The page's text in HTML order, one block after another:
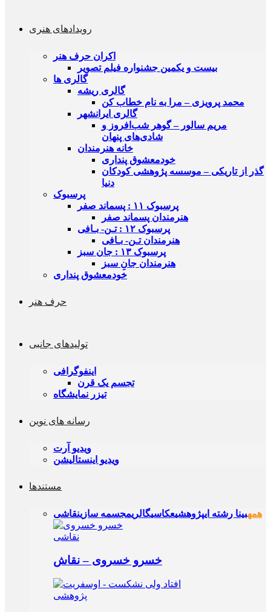
رویدادهای هنری
اکران حرف هنر
بیست و یکمین جشنواره فیلم تصویر
گالری ها
گالری ریشه
محمد پرویزی – مرا به نام خطاب کن
گالری ایرانشهر
مریم سالور – گوهر شب‌افروز و
شادی‌های پنهان
خانه هنرمندان
خودمعشوق پنداری
گذر از تاریکی – موسسه‌ پژوهشی کودکان
دنیا
پرسبوک
پرسبوک ۱۱ : پسماند صفر
هنرمندان پسماند صفر
پرسبوک ۱۲ : تـن- بـافی
هنرمندان تـن- بـافی
پرسبوک ۱۳ : جان سبز
هنرمندان جانِ سبز
خودمعشوق پنداری
حرف هنر
تولیدهای جانبی
اینفوگرافی
تجسم یک قرن
تیزر نمایشگاه
رسانه های نوین
ویدیو آرت
ویدیو اینستالیشن
مستندها
همهبینا رشته ایپژوهشیعکاسیگالریمجسمه‌ سازینقاشی
نقاشی
خسرو خسروی – نقاش
پژوهشی